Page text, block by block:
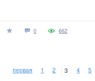
0 662
первая 1 2 3 4 5